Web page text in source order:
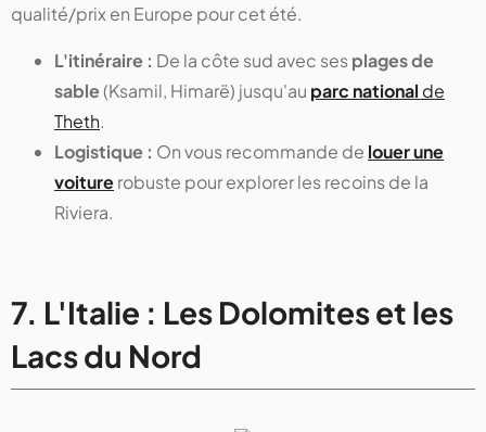
qualité/prix en Europe pour cet été.
L'itinéraire : De la côte sud avec sesplages de
sable(Ksamil, Himarë) jusqu'au parc national de
Theth.
Logistique : On vous recommande de louer une
voiturerobuste pour explorer les recoins de la
Riviera.
7. L'Italie : Les Dolomites et les
Lacs du Nord